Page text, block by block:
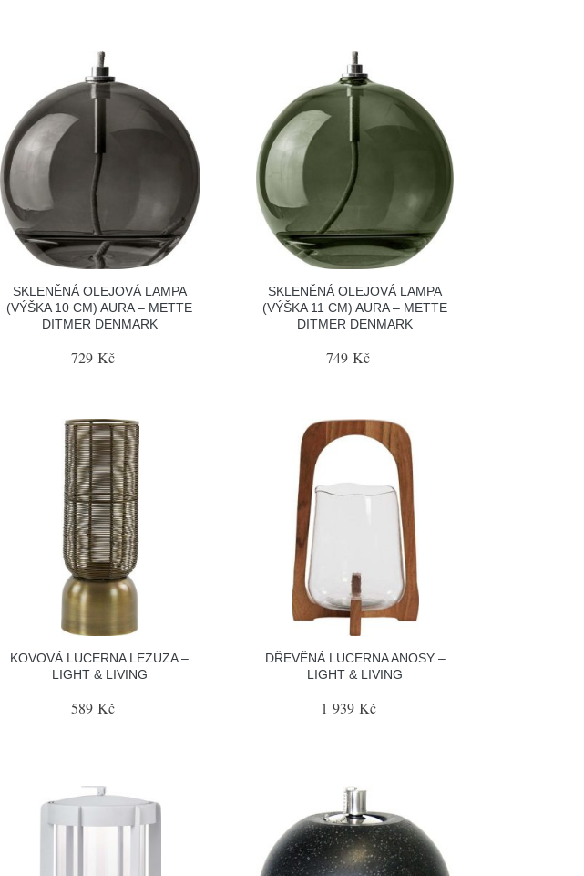
SKLENĚNÁ OLEJOVÁ LAMPA
(VÝŠKA 10 CM) AURA – METTE
DITMER DENMARK
729 Kč
SKLENĚNÁ OLEJOVÁ LAMPA
(VÝŠKA 11 CM) AURA – METTE
DITMER DENMARK
749 Kč
KOVOVÁ LUCERNA LEZUZA –
LIGHT & LIVING
589 Kč
DŘEVĚNÁ LUCERNA ANOSY –
LIGHT & LIVING
1 939 Kč